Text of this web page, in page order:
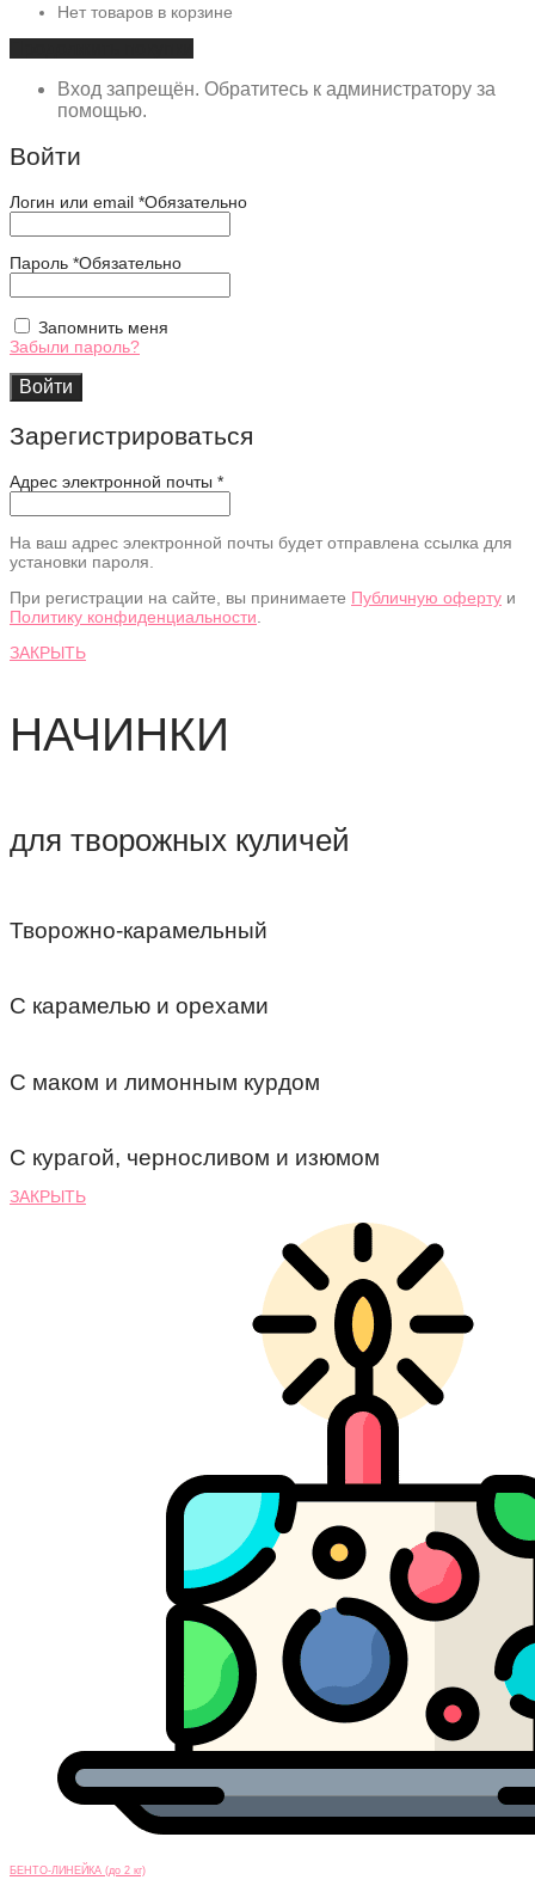
Нет товаров в корзине
Вход запрещён. Обратитесь к администратору за
помощью.
Войти
Логин или email *Обязательно
Пароль *Обязательно
Запомнить меня
Забыли пароль?
Войти
Зарегистрироваться
Адрес электронной почты *
На ваш адрес электронной почты будет отправлена ссылка для
установки пароля.
При регистрации на сайте, вы принимаете Публичную оферту и
Политику конфиденциальности
ЗАКРЫТЬ
НАЧИНКИ
для творожных куличей
Творожно-карамельный
С карамелью и орехами
С маком и лимонным курдом
С курагой, черносливом и изюмом
ЗАКРЫТЬ
БЕНТО-ЛИНЕЙКА (до 2 кг)